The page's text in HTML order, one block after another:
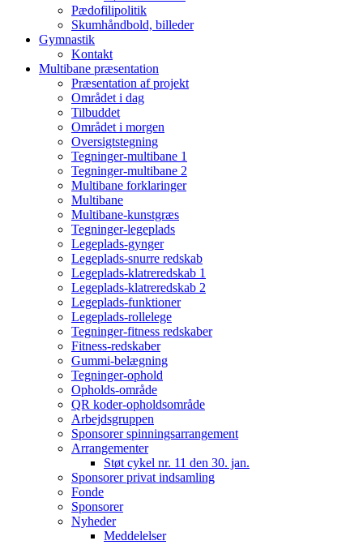
Pædofilipolitik
Skumhåndbold, billeder
Gymnastik
Kontakt
Multibane præsentation
Præsentation af projekt
Området i dag
Tilbuddet
Området i morgen
Oversigtstegning
Tegninger-multibane 1
Tegninger-multibane 2
Multibane forklaringer
Multibane
Multibane-kunstgræs
Tegninger-legeplads
Legeplads-gynger
Legeplads-snurre redskab
Legeplads-klatreredskab 1
Legeplads-klatreredskab 2
Legeplads-funktioner
Legeplads-rollelege
Tegninger-fitness redskaber
Fitness-redskaber
Gummi-belægning
Tegninger-ophold
Opholds-område
QR koder-opholdsområde
Arbejdsgruppen
Sponsorer spinningsarrangement
Arrangementer
Støt cykel nr. 11 den 30. jan.
Sponsorer privat indsamling
Fonde
Sponsorer
Nyheder
Meddelelser